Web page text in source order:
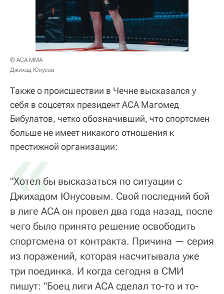
© АСА ММА
Джихад Юнусов
Также о происшествии в Чечне высказался у
себя в соцсетях президент АСА Магомед
Бибулатов, четко обозначивший, что спортсмен
больше не имеет никакого отношения к
престижной организации:
«
"Хотел бы высказаться по ситуации с
Джихадом Юнусовым. Свой последний бой
в лиге АСА он провел два года назад, после
чего было принято решение освободить
спортсмена от контракта. Причина — серия
из поражений, которая насчитывала уже
три поединка. И когда сегодня в СМИ
пишут: "Боец лиги АСА сделал то-то и то-